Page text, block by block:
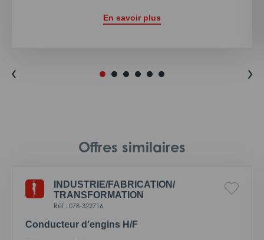
En savoir plus
Offres similaires
INDUSTRIE/FABRICATION/
TRANSFORMATION
Réf : 078-322716
Conducteur d’engins H/F